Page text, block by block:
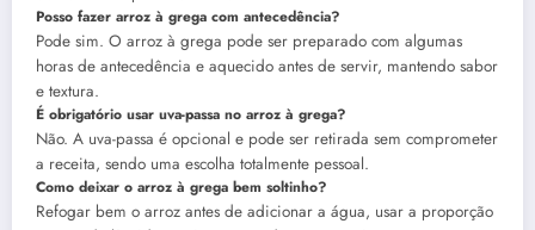
Posso fazer arroz à grega com antecedência?
Pode sim. O arroz à grega pode ser preparado com algumas
horas de antecedência e aquecido antes de servir, mantendo sabor
e textura.
É obrigatório usar uva-passa no arroz à grega?
Não. A uva-passa é opcional e pode ser retirada sem comprometer
a receita, sendo uma escolha totalmente pessoal.
Como deixar o arroz à grega bem soltinho?
Refogar bem o arroz antes de adicionar a água, usar a proporção